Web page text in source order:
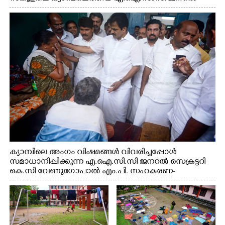
സെക്രട്ടറി കെ.സി വേണുഗോപാൽ എം.പി കുരുന്നിനെ
എടുത്ത് ലാളിച്ചപ്പോൾ. സഹകരണ-എക്സൈസ്
വകുപ്പ് മന്ത്രി എം. ലിജു, കൃഷിവകുപ്പ് മന്ത്രി ടി. സിദ്ദിഖ്,
റെജി ചെറിയാൻ എം. എൽ. എ എന്നിവർ സമീപം
ക്യാമ്പിലെ അംഗം വിഷമങ്ങൾ വിവരിച്ചപ്പോൾ
സമാധാനിപ്പിക്കുന്ന എ.ഐ.സി.സി ജനറൽ സെക്രട്ടറി
കെ.സി വേണുഗോപാൽ എം.പി. സഹകരണ-
എക്സൈസ് വകുപ്പ് മന്ത്രി എം. ലിജു, എന്നിവർ